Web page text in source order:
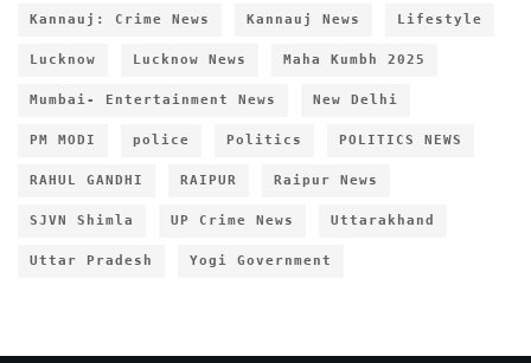
Kannauj: Crime News Kannauj News Lifestyle
Lucknow Lucknow News Maha Kumbh 2025
Mumbai- Entertainment News New Delhi
PM MODI police Politics POLITICS NEWS
RAHUL GANDHI RAIPUR Raipur News
SJVN Shimla UP Crime News Uttarakhand
Uttar Pradesh Yogi Government